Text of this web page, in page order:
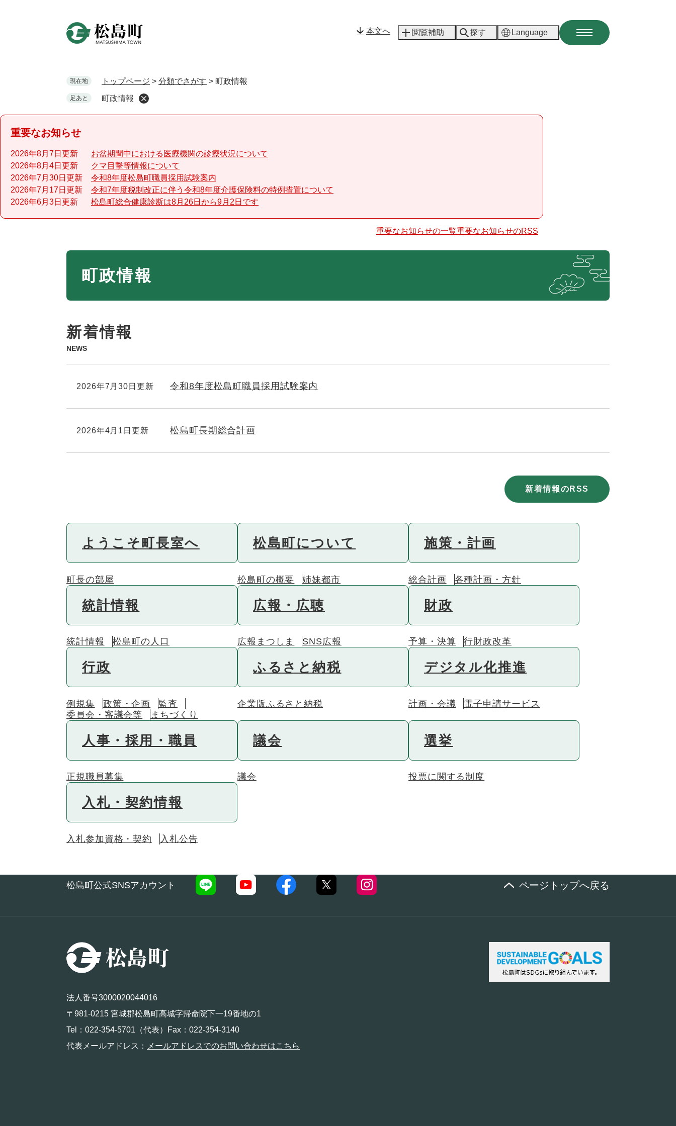
本文へ 閲覧補助 探す Language
現在地 トップページ > 分類でさがす > 町政情報
足あと 町政情報
重要なお知らせ
2026年8月7日更新
お盆期間中における医療機関の診療状況について
2026年8月4日更新
クマ目撃等情報について
2026年7月30日更新
令和8年度松島町職員採用試験案内
2026年7月17日更新
令和7年度税制改正に伴う令和8年度介護保険料の特例措置について
2026年6月3日更新
松島町総合健康診断は8月26日から9月2日です
重要なお知らせの一覧重要なお知らせのRSS
町政情報
新着情報
NEWS
2026年7月30日更新 令和8年度松島町職員採用試験案内
2026年4月1日更新 松島町長期総合計画
新着情報のRSS
ようこそ町長室へ
町長の部屋
松島町について
松島町の概要 姉妹都市
施策・計画
総合計画 各種計画・方針
統計情報
統計情報 松島町の人口
広報・広聴
広報まつしま SNS広報
財政
予算・決算 行財政改革
行政
例規集 政策・企画
監査
委員会・審議会等
まちづくり
ふるさと納税
企業版ふるさと納税
デジタル化推進
計画・会議 電子申請サービス
人事・採用・職員
正規職員募集
議会
議会
選挙
投票に関する制度
入札・契約情報
入札参加資格・契約 入札公告
松島町公式SNSアカウント ページトップへ戻る
法人番号3000020044016
〒981-0215 宮城郡松島町高城字帰命院下一19番地の1
Tel：022-354-5701（代表）Fax：022-354-3140
代表メールアドレス：
メールアドレスでのお問い合わせはこちら